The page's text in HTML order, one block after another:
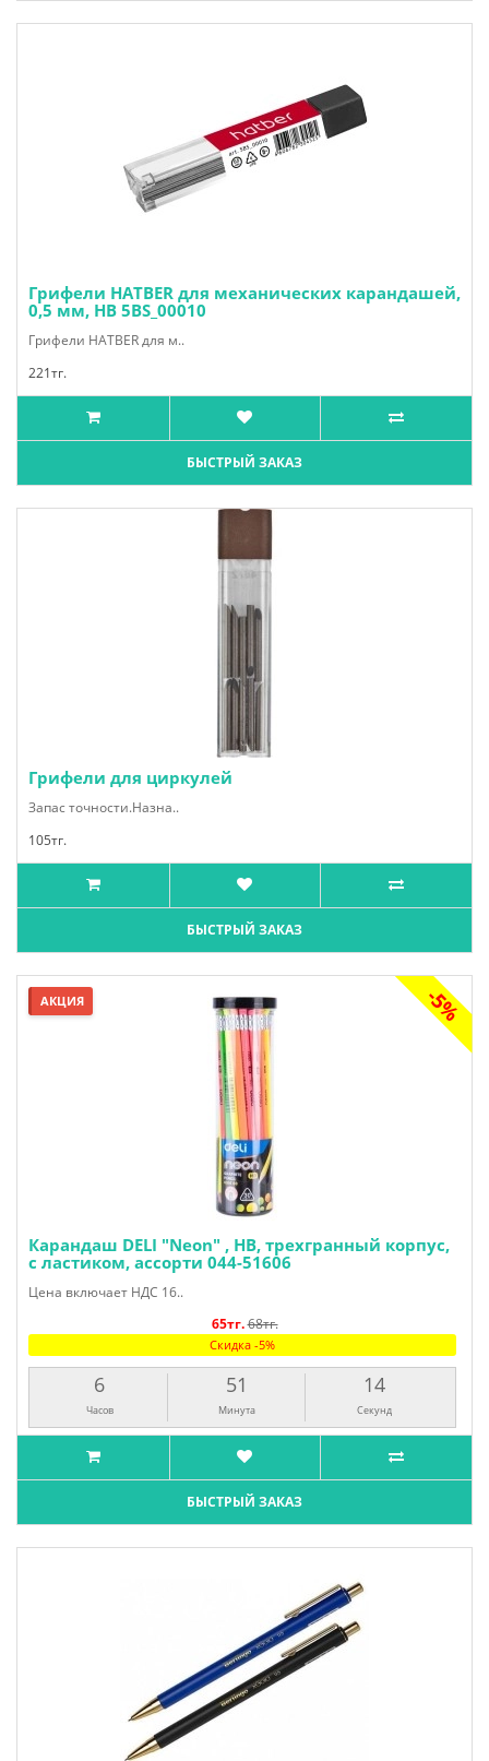
Грифели HATBER для механических карандашей,
0,5 мм, HВ 5BS_00010
Грифели HATBER для м..
221тг.
БЫСТРЫЙ ЗАКАЗ
Грифели для циркулей
Запас точности.Назна..
105тг.
БЫСТРЫЙ ЗАКАЗ
-5%
АКЦИЯ
Карандаш DELI "Neon" , HВ, трехгранный корпус,
с ластиком, ассорти 044-51606
Цена включает НДС 16..
65тг.68тг.
Скидка -5%
6
Часов
51
Минута
13
Секунд
БЫСТРЫЙ ЗАКАЗ